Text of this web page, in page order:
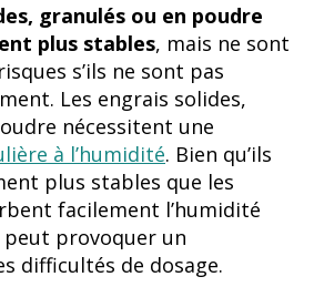
granulés ou en poudre
plus stables, mais ne sont
s’ils ne sont pas
Les engrais solides,
nécessitent une
à l’humidité. Bien qu’ils
plus stables que les
facilement l’humidité
provoquer un
difficultés de dosage.